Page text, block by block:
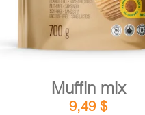
Muffin mix
9,49 $